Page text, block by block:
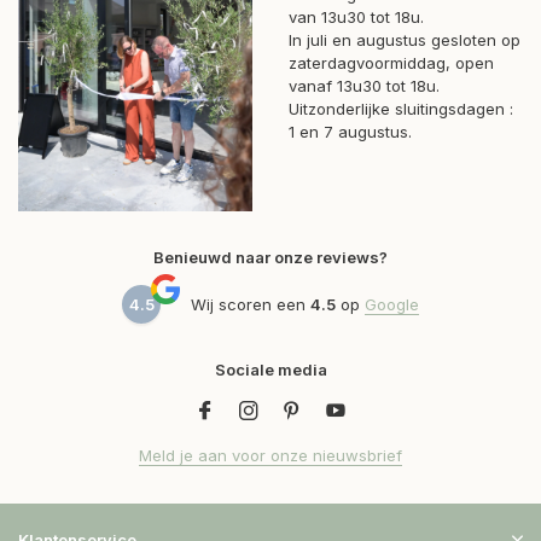
van 13u30 tot 18u.
In juli en augustus gesloten op
zaterdagvoormiddag, open
vanaf 13u30 tot 18u.
Uitzonderlijke sluitingsdagen :
1 en 7 augustus.
Benieuwd naar onze reviews?
4.5 Wij scoren een 4.5 op Google
Sociale media
Meld je aan voor onze nieuwsbrief